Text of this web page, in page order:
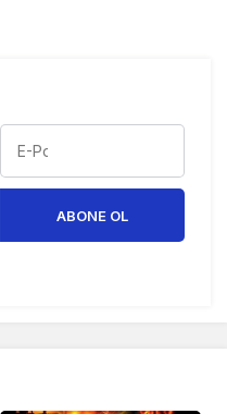
ABONE OL